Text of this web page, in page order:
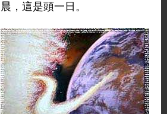
晨，這是頭一日。